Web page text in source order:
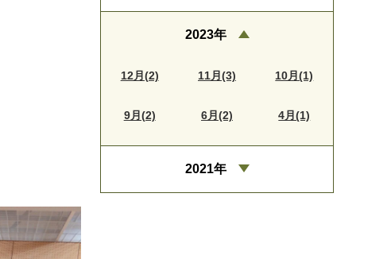
2023年
12月(2) 11月(3) 10月(1)
9月(2) 6月(2) 4月(1)
2021年